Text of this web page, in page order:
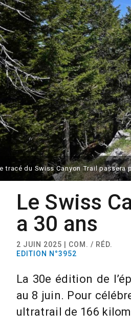
tracé du Swiss Canyon Trail
Le Swiss
a 30 ans
2 JUIN 2025 | COM. / RÉD.
EDITION N°3952
La 30e édition de
au 8 juin. Pour
ultratrail de 166